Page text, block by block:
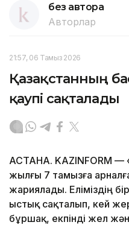
без автора
Авторлар
21:57, 06 Тамыз 2026
Қазақстанның
қаупі сақталады
АСТАНА. KAZINFORM —
жылғы 7 тамызға
жариялады. Еліміздің
ыстық сақталып, кей
бұршақ, екпінді жел